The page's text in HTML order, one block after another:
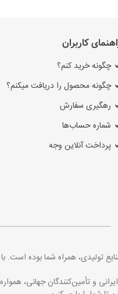
کاربران
چگونه خرید کنم؟
چگونه محصول را دریافت میکنم؟
رهگیری سفارش
شماره حساب‌ها
پرداخت آنلاین وجه
برای صنایع تولیدی، همراه شما
و تأمین‌کنندگان جهانی،